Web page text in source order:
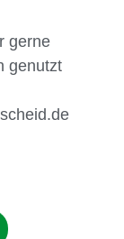
gerne
genutzt